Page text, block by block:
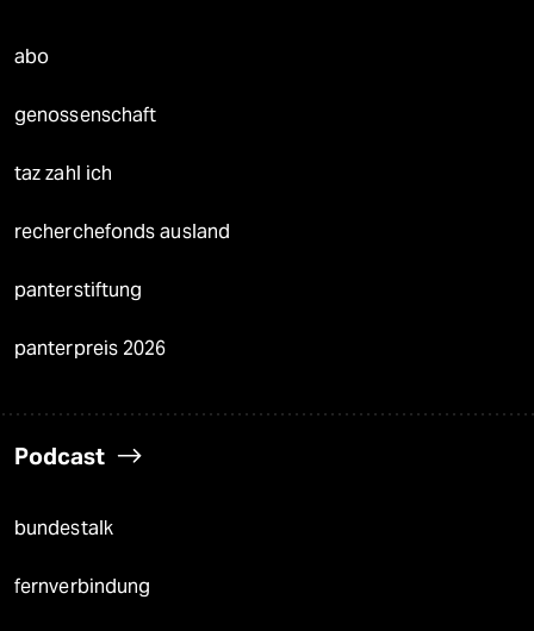
abo
genossenschaft
taz zahl ich
recherchefonds ausland
panterstiftung
panterpreis 2026
Podcast
bundestalk
fernverbindung